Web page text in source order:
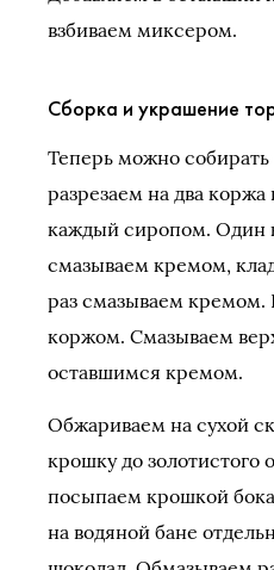
взбиваем миксером.
Сборка и украшение
Теперь можно
разрезаем на два
каждый сиропом. Один
смазываем кремом,
раз смазываем
коржом. Смазываем
оставшимся кремом.
Обжариваем на сухой
крошку до золотистого
посыпаем крошкой
на водяной бане